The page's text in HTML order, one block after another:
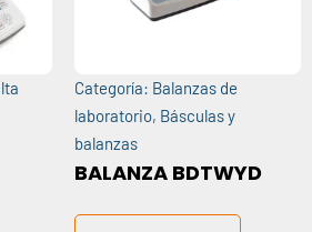
Categoría: Balanzas de
laboratorio, Básculas y
balanzas
BALANZA BDTWYD